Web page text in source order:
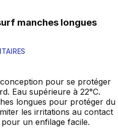
pour se protéger
Eau supérieure à 22°C.
longues pour protéger du
les irritations au contact
un enfilage facile.